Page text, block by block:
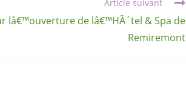
Article suivant
lâ€™ouverture de lâ€™HÃ´tel & Spa de
Remiremont